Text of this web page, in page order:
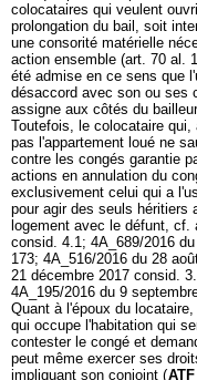
colocataires qui veulent
prolongation du bail, soit
une consorité matérielle
action ensemble (art. 70 al.
été admise en ce sens que
désaccord avec son ou ses
assigne aux côtés du
Toutefois, le colocataire
pas l'appartement loué ne
contre les congés garantie
actions en annulation du
exclusivement celui qui a
pour agir des seuls héritiers
logement avec le défunt, cf.
consid. 4.1; 4A_689/2016
173; 4A_516/2016 du 28
21 décembre 2017 consid.
4A_195/2016 du 9
Quant à l'époux du
qui occupe l'habitation qui
contester le congé et
peut même exercer ses
impliquant son conjoint (